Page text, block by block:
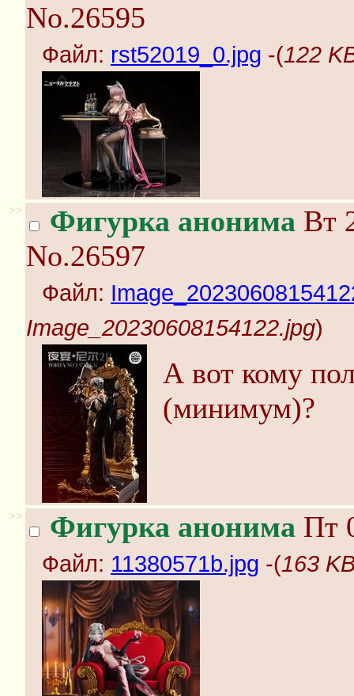
No.26595
Файл: rst52019_0.jpg -(122
>> Фигурка анонима Вт
No.26597
Файл:
Image_20230608154122.jpg)
А вот кому
(минимум)?
>> Фигурка анонима Пт
Файл: 11380571b.jpg -(163